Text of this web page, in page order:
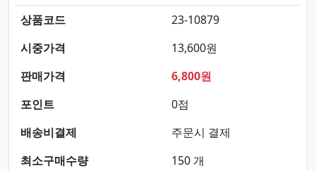
sns 공
상품코드
23-10879
시중가격
13,600원
판매가격
6,800원
포인트
0점
배송비결제
주문시 결제
최소구매수량
150 개